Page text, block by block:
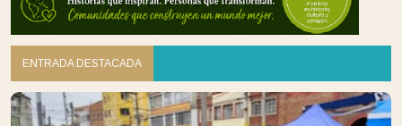
ENTRADA DESTACADA